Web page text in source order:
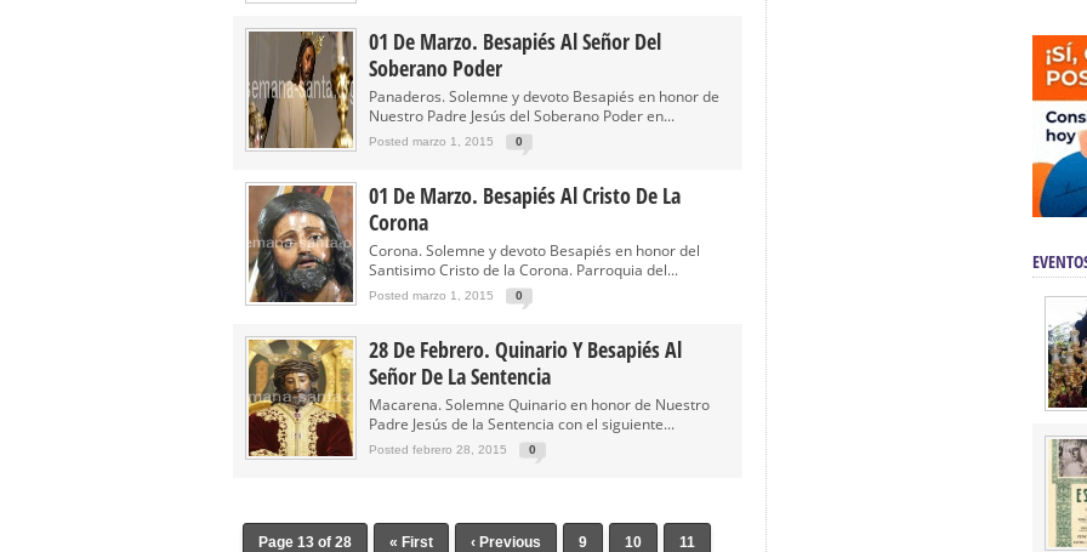
01 De Marzo. Besapiés Al Señor Del
Soberano Poder
Panaderos. Solemne y devoto Besapiés en honor de
Nuestro Padre Jesús del Soberano Poder en...
Posted marzo 1, 2015 0
01 De Marzo. Besapiés Al Cristo De La
Corona
Corona. Solemne y devoto Besapiés en honor del
Santisimo Cristo de la Corona. Parroquia del...
Posted marzo 1, 2015 0
28 De Febrero. Quinario Y Besapiés Al
Señor De La Sentencia
Macarena. Solemne Quinario en honor de Nuestro
Padre Jesús de la Sentencia con el siguiente...
Posted febrero 28, 2015 0
Page 13 of 28 « First ‹ Previous 9 10 11